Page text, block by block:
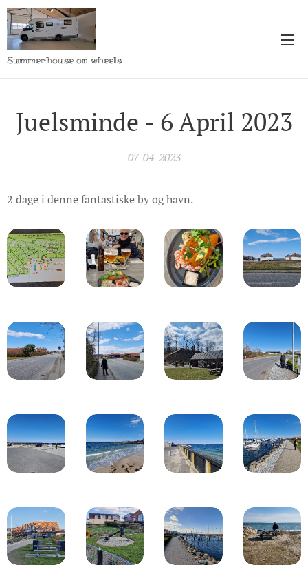
Summerhouse on wheels
Juelsminde - 6 April 2023
07-04-2023
2 dage i denne fantastiske by og havn.